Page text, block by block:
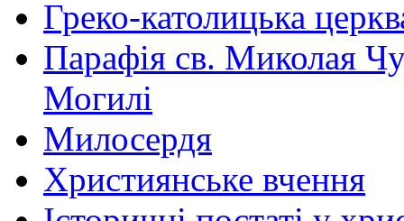
Греко-католицька
Парафія св. Миколая
Могилі
Милосердя
Християнське вчення